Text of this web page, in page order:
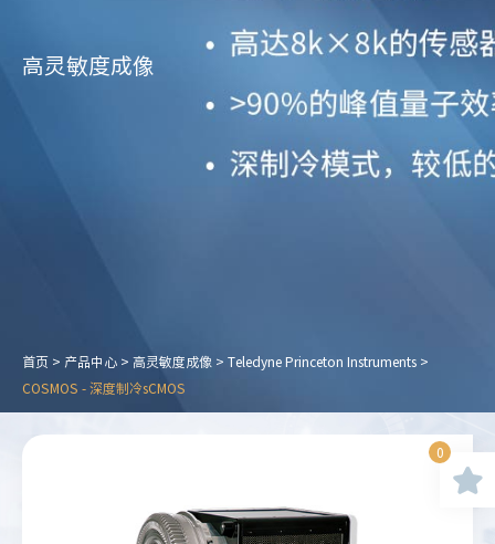
高灵敏度成像
首页 > 产品中心 > 高灵敏度成像 > Teledyne Princeton Instruments >
COSMOS - 深度制冷sCMOS
0